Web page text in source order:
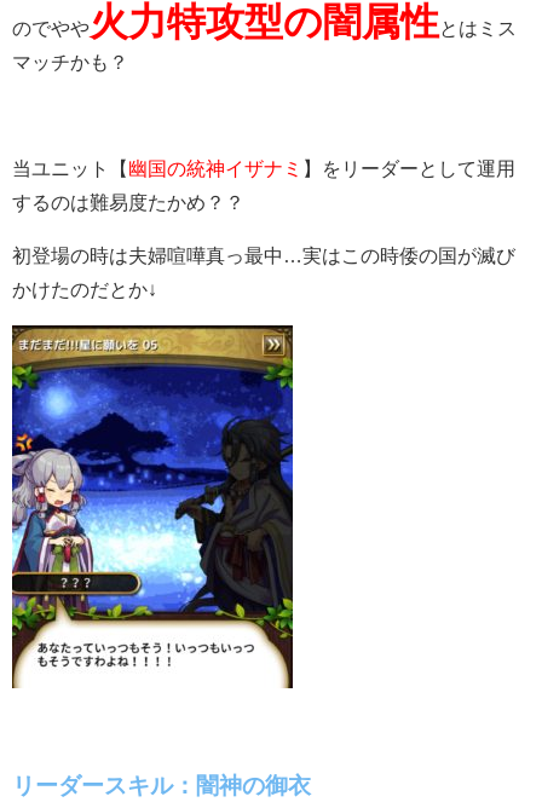
のでやや火力特攻型の闇属性 とはミス
マッチかも？
当ユニット【 幽国の統神イザナミ 】をリーダーとして運用
するのは難易度たかめ？？
初登場の時は夫婦喧嘩真っ最中…実はこの時倭の国が滅び
かけたのだとか↓
リーダースキル： 闇神の御衣